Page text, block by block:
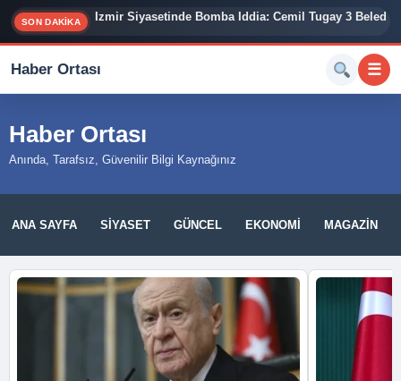
SON DAKİKA İzmir Siyasetinde Bomba İddia: Cemil Tugay 3
Haber Ortası ☰
Haber Ortası
Anında, Tarafsız, Güvenilir Bilgi Kaynağınız
ANA SAYFA SIYASET GÜNCEL EKONOMI MAGAZIN